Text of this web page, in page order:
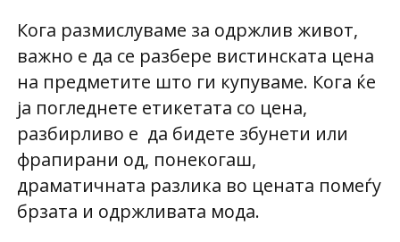
Кога размислуваме за одржлив живот,
важно е да се разбере вистинската цена
на предметите што ги купуваме. Кога ќе
ја погледнете етикетата со цена,
разбирливо е да бидете збунети или
фрапирани од, понекогаш,
драматичната разлика во цената помеѓу
брзата и одржливата мода.